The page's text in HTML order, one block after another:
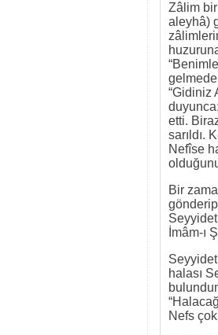
Zâlim bir
aleyhâ)
“Gidiniz
etti.
sarıldı.
Nefîse
Bir
İmâm-ı
halası
Nefs